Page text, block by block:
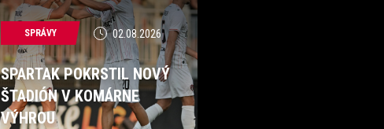
SPRÁVY 02.08.2026
SPARTAK POKRSTIL NOVÝ
ŠTADIÓN V KOMÁRNE
VÝHROU